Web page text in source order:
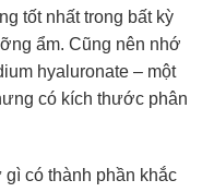
tốt nhất trong bất kỳ
ẩm. Cũng nên nhớ
hyaluronate – một
có kích thước phân
có thành phần khắc